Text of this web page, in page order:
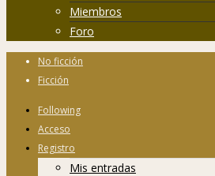
Miembros
Foro
No ficción
Ficción
Following
Acceso
Registro
Mis entradas